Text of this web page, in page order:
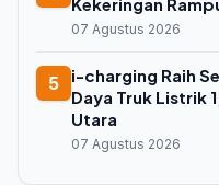
07 Agustus 2026
5
i-charging Raih
Daya Truk Listrik
Utara
07 Agustus 2026